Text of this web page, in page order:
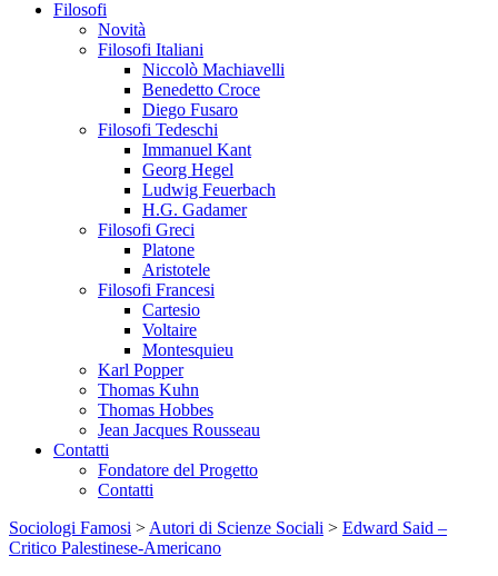
Filosofi
Novità
Filosofi Italiani
Niccolò Machiavelli
Benedetto Croce
Diego Fusaro
Filosofi Tedeschi
Immanuel Kant
Georg Hegel
Ludwig Feuerbach
H.G. Gadamer
Filosofi Greci
Platone
Aristotele
Filosofi Francesi
Cartesio
Voltaire
Montesquieu
Karl Popper
Thomas Kuhn
Thomas Hobbes
Jean Jacques Rousseau
Contatti
Fondatore del Progetto
Contatti
Sociologi Famosi > Autori di Scienze Sociali > Edward Said –
Critico Palestinese-Americano